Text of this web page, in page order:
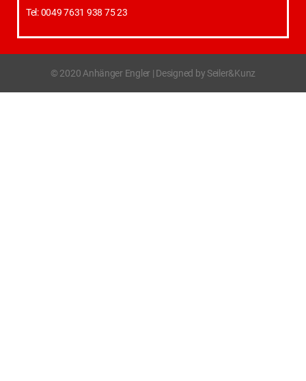
Tel: 0049 7631 938 75 23
© 2020 Anhänger Engler | Designed by Seiler&Kunz